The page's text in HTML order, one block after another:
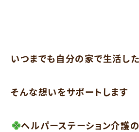
いつまでも自分の家で生活し
そんな想いをサポートします
ヘルパーステーション介護